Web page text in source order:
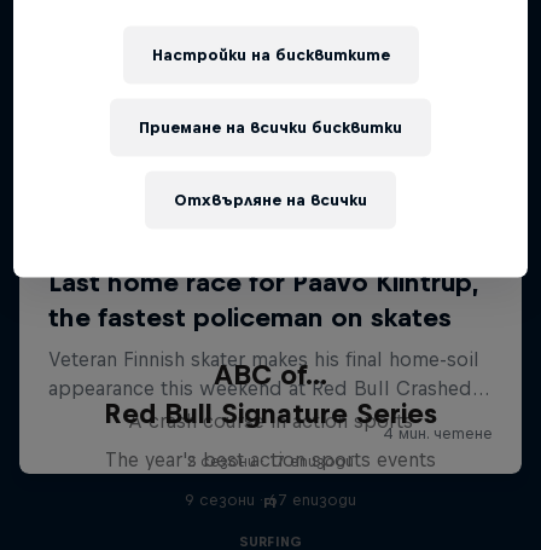
ABC of...
A crash course in action sports
2 сезони · 17 епизоди
F1
Red Bull Signature Series
The year's best action sports events
9 сезони · 67 епизоди
SURFING
Настройки на бисквитките
Отхвърляне на всички
Приемане на всички бисквитки